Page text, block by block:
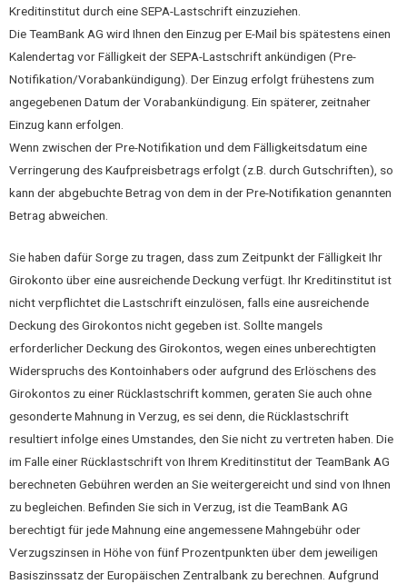
Kreditinstitut durch eine SEPA-Lastschrift einzuziehen.
Die TeamBank AG wird Ihnen den Einzug per E-Mail bis spätestens einen
Kalendertag vor Fälligkeit der SEPA-Lastschrift ankündigen (Pre-
Notifikation/Vorabankündigung). Der Einzug erfolgt frühestens zum
angegebenen Datum der Vorabankündigung. Ein späterer, zeitnaher
Einzug kann erfolgen.
Wenn zwischen der Pre-Notifikation und dem Fälligkeitsdatum eine
Verringerung des Kaufpreisbetrags erfolgt (z.B. durch Gutschriften), so
kann der abgebuchte Betrag von dem in der Pre-Notifikation genannten
Betrag abweichen.
Sie haben dafür Sorge zu tragen, dass zum Zeitpunkt der Fälligkeit Ihr
Girokonto über eine ausreichende Deckung verfügt. Ihr Kreditinstitut ist
nicht verpflichtet die Lastschrift einzulösen, falls eine ausreichende
Deckung des Girokontos nicht gegeben ist. Sollte mangels
erforderlicher Deckung des Girokontos, wegen eines unberechtigten
Widerspruchs des Kontoinhabers oder aufgrund des Erlöschens des
Girokontos zu einer Rücklastschrift kommen, geraten Sie auch ohne
gesonderte Mahnung in Verzug, es sei denn, die Rücklastschrift
resultiert infolge eines Umstandes, den Sie nicht zu vertreten haben. Die
im Falle einer Rücklastschrift von Ihrem Kreditinstitut der TeamBank AG
berechneten Gebühren werden an Sie weitergereicht und sind von Ihnen
zu begleichen. Befinden Sie sich in Verzug, ist die TeamBank AG
berechtigt für jede Mahnung eine angemessene Mahngebühr oder
Verzugszinsen in Höhe von fünf Prozentpunkten über dem jeweiligen
Basiszinssatz der Europäischen Zentralbank zu berechnen. Aufgrund